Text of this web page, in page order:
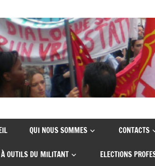
QUI NOUS SOMMES CONTACTS
À OUTILS DU MILITANT ELECTIONS